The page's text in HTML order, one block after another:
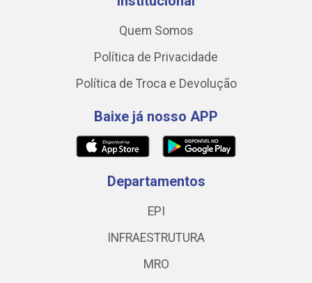
Quem Somos
Política de Privacidade
Política de Troca e Devolução
Baixe já nosso APP
Departamentos
EPI
INFRAESTRUTURA
MRO